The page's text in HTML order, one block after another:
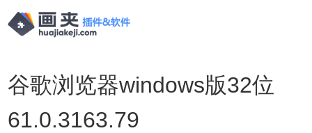
谷歌浏览器windows版32位
61.0.3163.79